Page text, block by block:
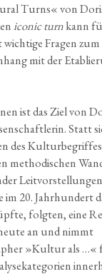
Turns« von
ico­nic turnkann
Fra­gen zum
mit der
ist das Ziel von
Statt
des
metho­di­schen
20. Jahr­hun­dert
folg­ten, eine
an und nimmt
»Kul­tur als